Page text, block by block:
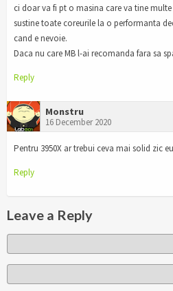
ci doar va fi pt o masina care va tine
sustine toate coreurile la o performanta
cand e nevoie.
Daca nu care MB l-ai recomanda fara sa
Reply
Monstru
16 December 2020
Pentru 3950X ar trebui ceva mai solid zic
Reply
Leave a Reply